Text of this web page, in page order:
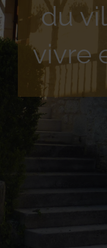
du
vivre